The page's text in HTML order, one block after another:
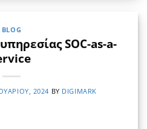
BLOG
SOC-as-a-
2024 BY DIGIMARK